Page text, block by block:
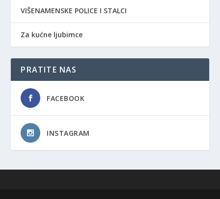
VIŠENAMENSKE POLICE I STALCI
Za kućne ljubimce
PRATITE NAS
FACEBOOK
INSTAGRAM